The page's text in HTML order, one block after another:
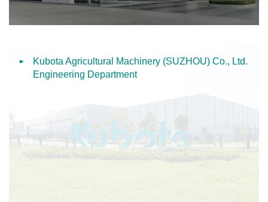
Kubota Agricultural Machinery (SUZHOU) Co., Ltd.
Engineering Department